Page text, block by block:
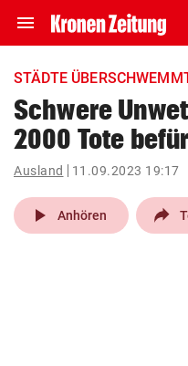
menu Navigation
ein-/ausklappen
account_circle Anmelden
pin_drop
Wien
STÄDTE
Schwere
2000 Tote
Ausland 11.09.2023 19:17
play_arrow Anhören